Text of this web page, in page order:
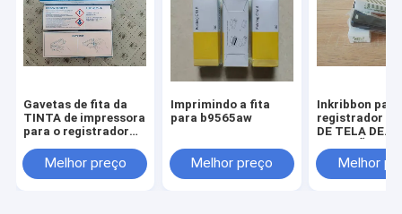
Gavetas de fita da
TINTA de impressora
para o registrador
UR1000/UR10000
B9901AX00 6
Melhor preço
Imprimindo a fita
para b9565aw
Melhor preço
Inkribbon
registrador de
DE TELA DE
100mmMelhor